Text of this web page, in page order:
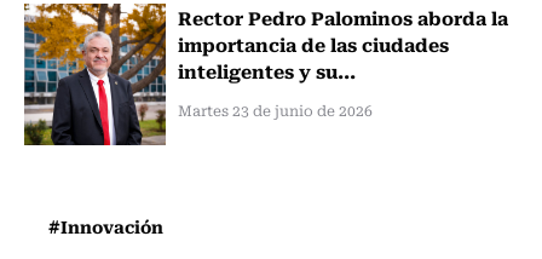
Rector Pedro Palominos aborda la
importancia de las ciudades
inteligentes y su...
Martes 23 de junio de 2026
#Innovación